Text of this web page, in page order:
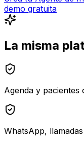
demo gratuita
La misma
Agenda y pacientes
WhatsApp,